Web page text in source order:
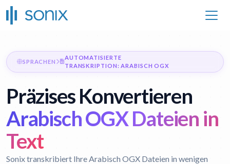
SPRACHEN
AUTOMATISIERTE
TRANSKRIPTION: ARABISCH OGX
Präzises Konvertieren
Arabisch OGX Dateien in
Text
Sonix transkribiert Ihre Arabisch OGX Dateien in wenigen